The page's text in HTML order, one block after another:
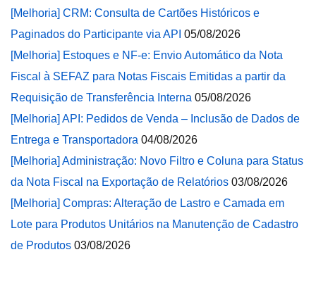
[Melhoria] CRM: Consulta de Cartões Históricos e
Paginados do Participante via API 05/08/2026
[Melhoria] Estoques e NF-e: Envio Automático da Nota
Fiscal à SEFAZ para Notas Fiscais Emitidas a partir da
Requisição de Transferência Interna 05/08/2026
[Melhoria] API: Pedidos de Venda – Inclusão de Dados de
Entrega e Transportadora 04/08/2026
[Melhoria] Administração: Novo Filtro e Coluna para Status
da Nota Fiscal na Exportação de Relatórios 03/08/2026
[Melhoria] Compras: Alteração de Lastro e Camada em
Lote para Produtos Unitários na Manutenção de Cadastro
de Produtos 03/08/2026